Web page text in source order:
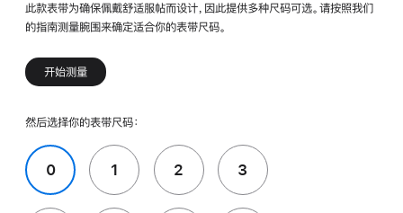
此款表带为确保佩戴舒适服帖而设计，因此提供多种尺码可选。请按照我们
的指南测量腕围来确定适合你的表带尺码。
开始测量
然后选择你的表带尺码：
0 1 2 3